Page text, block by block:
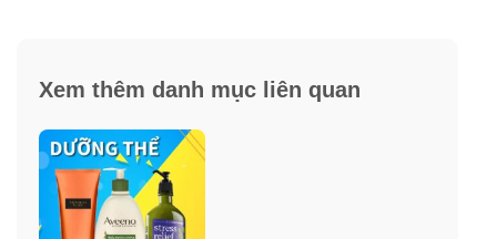
Thành phần lotion dưỡng da toàn thân
Jergens Ultra Healing
Thành phần chứa lipid, vitamin C, E, B5 và các chất làm
Xem thêm danh mục liên quan